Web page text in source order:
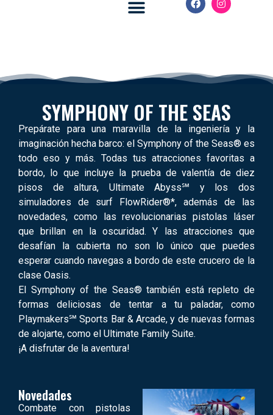
SYMPHONY OF THE SEAS
Prepárate para una maravilla de la ingeniería y la
imaginación hecha barco: el Symphony of the Seas® es
todo eso y más. Todas tus atracciones favoritas a
bordo, lo que incluye la prueba de valentía de diez
pisos de altura, Ultimate Abyss℠ y los dos
simuladores de surf FlowRider®*, además de las
novedades, como las revolucionarias pistolas láser
que brillan en la oscuridad. Y las atracciones que
desafían la cubierta no son lo único que puedes
esperar cuando navegas a bordo de este crucero de la
clase Oasis.
El Symphony of the Seas® también está repleto de
formas deliciosas de tentar a tu paladar, como
Playmakers℠ Sports Bar & Arcade, y de nuevas formas
de alojarte, como el Ultimate Family Suite.
¡A disfrutar de la aventura!
Novedades
Combate con pistolas